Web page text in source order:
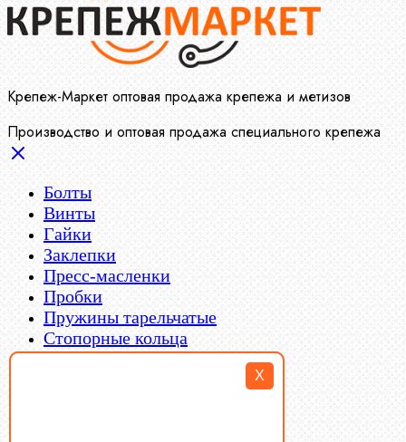
X
Крепеж-Маркет оптовая продажа крепежа и метизов
Производство и оптовая продажа специального крепежа
Болты
Винты
Гайки
Заклепки
Пресс-масленки
Пробки
Пружины тарельчатые
Стопорные кольца
Такелаж